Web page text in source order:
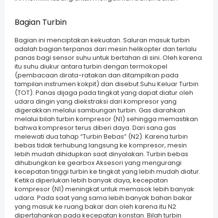
Bagian Turbin
Bagian ini menciptakan kekuatan. Saluran masuk turbin
adalah bagian terpanas dari mesin helikopter dan terlalu
panas bagi sensor suhu untuk bertahan di sini. Oleh karena
itu suhu diukur antara turbin dengan termokopel
(pembacaan dirata-ratakan dan ditampilkan pada
tampilan instrumen kokpit) dan disebut Suhu Keluar Turbin
(TOT). Panas dijaga pada tingkat yang dapat diatur oleh
udara dingin yang diekstraksi dari kompresor yang
digerakkan melalui sambungan turbin. Gas diarahkan
melalui bilah turbin kompresor (N1) sehingga memastikan
bahwa kompresor terus diberi daya. Dari sana gas
melewati dua tahap “Turbin Bebas” (N2). Karena turbin
bebas tidak terhubung langsung ke kompresor, mesin
lebih mudah dihidupkan saat dinyalakan. Turbin bebas
dihubungkan ke gearbox Aksesori yang mengurangi
kecepatan tinggi turbin ke tingkat yang lebih mudah diatur.
Ketika diperlukan lebih banyak daya, kecepatan
kompresor (N1) meningkat untuk memasok lebih banyak
udara. Pada saat yang sama lebih banyak bahan bakar
yang masuk ke ruang bakar dan oleh karena itu N2
dipertahankan pada kecepatan konstan. Bilah turbin